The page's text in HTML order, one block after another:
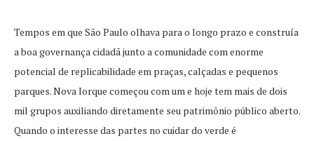
Tempos em que São Paulo olhava para o longo prazo e construía
a boa governança cidadã junto a comunidade com enorme
potencial de replicabilidade em praças, calçadas e pequenos
parques. Nova Iorque começou com um e hoje tem mais de dois
mil grupos auxiliando diretamente seu patrimônio público aberto.
Quando o interesse das partes no cuidar do verde é